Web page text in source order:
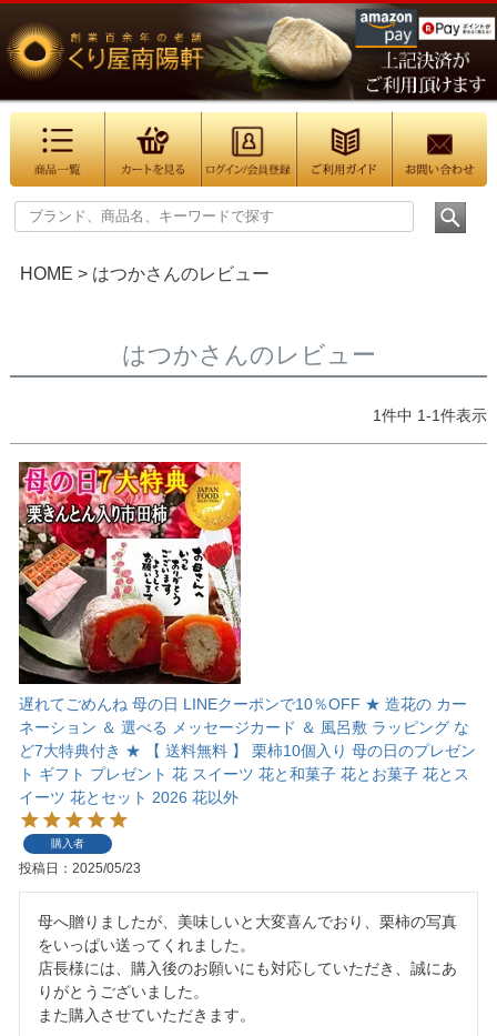
HOME はつかさんのレビュー
はつかさんのレビュー
1件中 1-1件表示
遅れてごめんね 母の日 LINEクーポンで10％OFF ★ 造花の カー
ネーション ＆ 選べる メッセージカード ＆ 風呂敷 ラッピング な
ど7大特典付き ★ 【 送料無料 】 栗柿10個入り 母の日のプレゼン
ト ギフト プレゼント 花 スイーツ 花と和菓子 花とお菓子 花とス
イーツ 花とセット 2026 花以外
購入者
投稿日 2025/05/23
母へ贈りましたが、美味しいと大変喜んでおり、栗柿の写真
をいっぱい送ってくれました。
店長様には、購入後のお願いにも対応していただき、誠にあ
りがとうございました。
また購入させていただきます。